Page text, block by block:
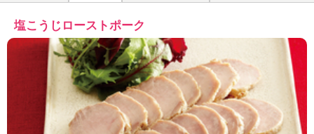
塩こうじローストポーク